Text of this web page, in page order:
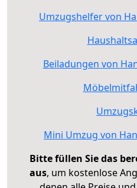
Umzugshelfer von
Beiladungen von
Mini Umzug von
Bitte füllen Sie das
aus, um kostenlose